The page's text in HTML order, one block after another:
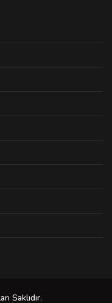
Saklıdır.